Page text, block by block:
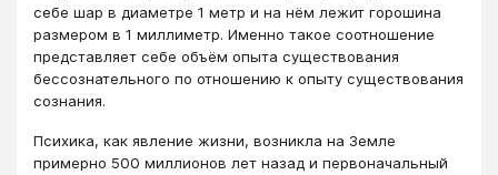
себе шар в диаметре 1 метр и на нём лежит горошина
размером в 1 миллиметр. Именно такое соотношение
представляет себе объём опыта существования
бессознательного по отношению к опыту существования
сознания.
Психика, как явление жизни, возникла на Земле
примерно 500 миллионов лет назад и первоначальный